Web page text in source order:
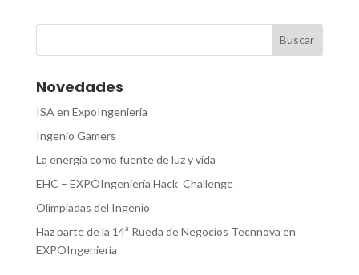
Novedades
ISA en ExpoIngeniería
Ingenio Gamers
La energía como fuente de luz y vida
EHC – EXPOIngeniería Hack_Challenge
Olimpiadas del Ingenio
Haz parte de la 14ª Rueda de Negocios Tecnnova en
EXPOIngeniería